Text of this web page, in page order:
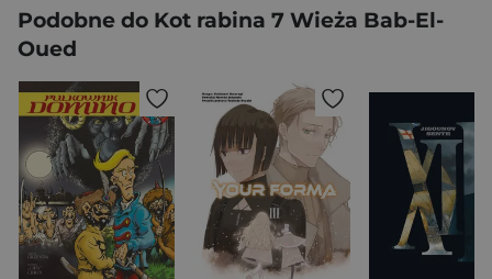
Podobne do Kot rabina 7 Wieża Bab-El-
Oued